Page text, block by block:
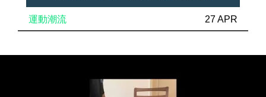
運動潮流 27 APR